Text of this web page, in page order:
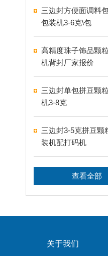
三边封方便面调料
包装机3-6克\包
高精度珠子饰品颗
机背封厂家报价
三边封单包拼豆颗
机3-8克
三边封3-5克拼豆颗
装机配打码机
查看全部
关于我们